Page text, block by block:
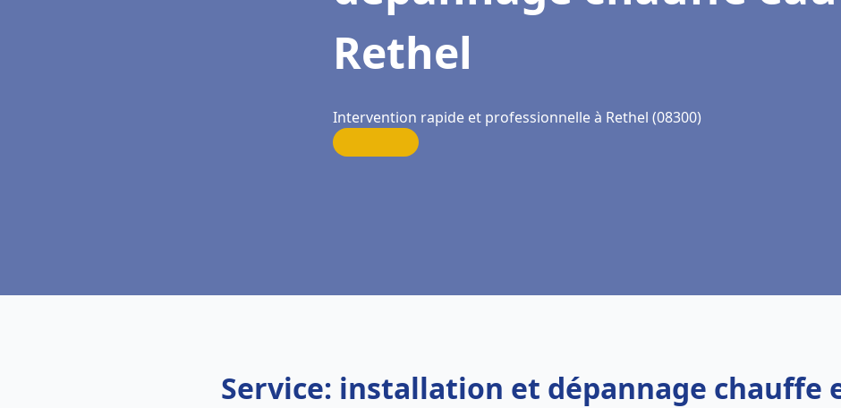
Rethel
Intervention rapide et professionnelle à Rethel (08300)
Service: installation et dépannage chauffe